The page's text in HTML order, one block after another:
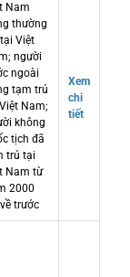
Nam
thường
Việt
người
ngoài
tạm trú
Nam;
không
tịch đã
trú tại
Nam từ
2000
trước
Xem
chi
tiết